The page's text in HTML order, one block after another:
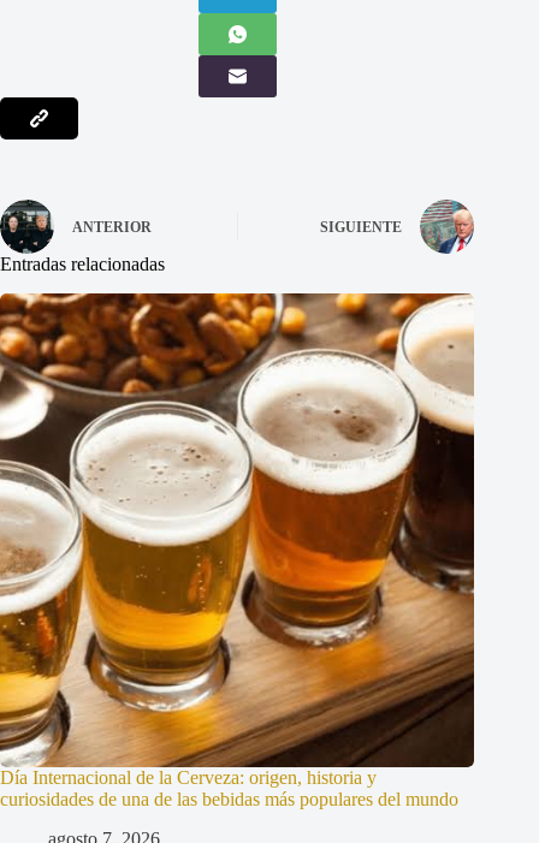
ANTERIOR SIGUIENTE
Entradas relacionadas
Día Internacional de la Cerveza: origen, historia y
curiosidades de una de las bebidas más populares del mundo
agosto 7, 2026